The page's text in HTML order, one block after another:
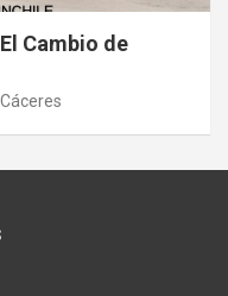
Cambio de